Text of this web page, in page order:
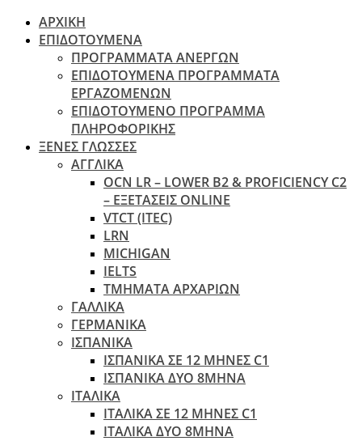
ΑΡΧΙΚΗ
ΕΠΙΔΟΤΟΥΜΕΝΑ
ΠΡΟΓΡΑΜΜΑΤΑ ΑΝΕΡΓΩΝ
ΕΠΙΔΟΤΟΥΜΕΝΑ ΠΡΟΓΡΑΜΜΑΤΑ
ΕΡΓΑΖΟΜΕΝΩΝ
ΕΠΙΔΟΤΟΥΜΕΝΟ ΠΡΟΓΡΑΜΜΑ
ΠΛΗΡΟΦΟΡΙΚΗΣ
ΞΕΝΕΣ ΓΛΩΣΣΕΣ
ΑΓΓΛΙΚΑ
OCN LR – LOWER B2 & PROFICIENCY C2
– ΕΞΕΤΆΣΕΙΣ ONLINE
VTCT (ITEC)
LRN
MICHIGAN
IELTS
ΤΜΗΜΑΤΑ ΑΡΧΑΡΙΩΝ
ΓΑΛΛΙΚΑ
ΓΕΡΜΑΝΙΚΑ
ΙΣΠΑΝΙΚΑ
ΙΣΠΑΝΙΚΑ ΣΕ 12 ΜΗΝΕΣ C1
ΙΣΠΑΝΙΚΑ ΔΥΟ 8ΜΗΝΑ
ΙΤΑΛΙΚΑ
ΙΤΑΛΙΚΑ ΣΕ 12 ΜΗΝΕΣ C1
ΙΤΑΛΙΚΑ ΔΥΟ 8ΜΗΝΑ